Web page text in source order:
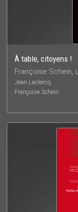
À table, citoyens !
Françoise Schein,
Jean Leclercq
Françoise Schein